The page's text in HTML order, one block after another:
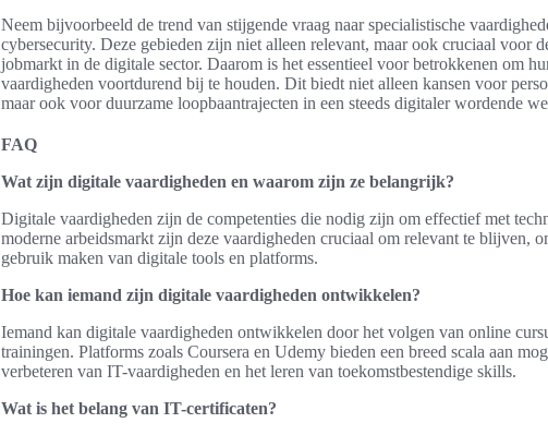
Neem bijvoorbeeld de trend van stijgende vraag naar specialistische
cybersecurity. Deze gebieden zijn niet alleen relevant, maar ook cruciaal voor
jobmarkt in de digitale sector. Daarom is het essentieel voor betrokkenen om
vaardigheden voortdurend bij te houden. Dit biedt niet alleen kansen voor
maar ook voor duurzame loopbaantrajecten in een steeds digitaler wordende
FAQ
Wat zijn digitale vaardigheden en waarom zijn ze belangrijk?
Digitale vaardigheden zijn de competenties die nodig zijn om effectief met
moderne arbeidsmarkt zijn deze vaardigheden cruciaal om relevant te blijven,
gebruik maken van digitale tools en platforms.
Hoe kan iemand zijn digitale vaardigheden ontwikkelen?
Iemand kan digitale vaardigheden ontwikkelen door het volgen van online
trainingen. Platforms zoals Coursera en Udemy bieden een breed scala aan
verbeteren van IT-vaardigheden en het leren van toekomstbestendige skills.
Wat is het belang van IT-certificaten?